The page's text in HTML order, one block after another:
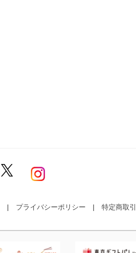
プライバシーポリシー 特定商取